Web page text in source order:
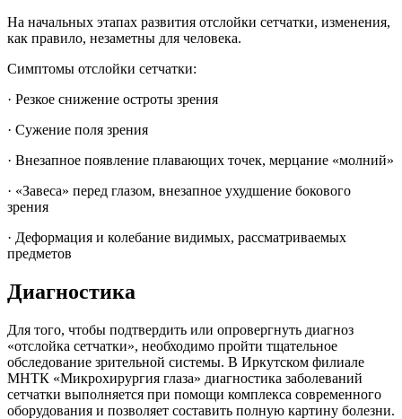
На начальных этапах развития отслойки сетчатки, изменения,
как правило, незаметны для человека.
Симптомы отслойки сетчатки:
· Резкое снижение остроты зрения
· Сужение поля зрения
· Внезапное появление плавающих точек, мерцание «молний»
· «Завеса» перед глазом, внезапное ухудшение бокового
зрения
· Деформация и колебание видимых, рассматриваемых
предметов
Диагностика
Для того, чтобы подтвердить или опровергнуть диагноз
«отслойка сетчатки», необходимо пройти тщательное
обследование зрительной системы. В Иркутском филиале
МНТК «Микрохирургия глаза» диагностика заболеваний
сетчатки выполняется при помощи комплекса современного
оборудования и позволяет составить полную картину болезни.